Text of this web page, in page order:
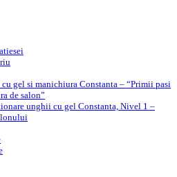
gel si manichiura Constanta – “Primii pasi
de salon”
unghii cu gel Constanta, Nivel 1 –